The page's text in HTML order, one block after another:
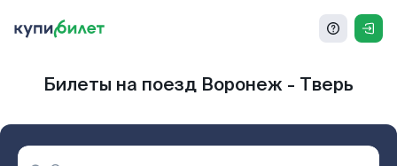
Билеты на поезд Воронеж - Тверь